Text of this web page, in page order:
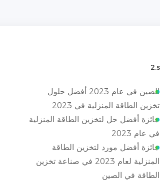
الصين في عام 2023 أفضل حلول
تخزين الطاقة المنزلية في 2023
جائزة أفضل حل لتخزين الطاقة المنزلية
في عام 2023
جائزة أفضل مورد لتخزين الطاقة
المنزلية لعام 2023 في صناعة تخزين
الطاقة في الصين